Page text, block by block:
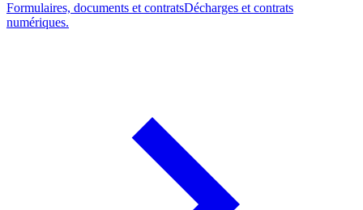
Formulaires, documents et contratsDécharges et contrats
numériques.